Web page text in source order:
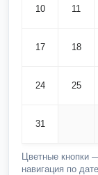
10 11
17 18
24 25
31
Цветные кнопки
навигация по